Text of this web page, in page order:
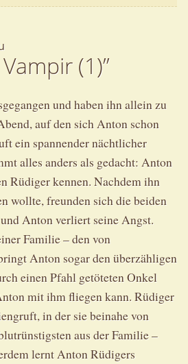
(1)”
und haben ihn allein zu
auf den sich Anton schon
ein spannender nächtlicher
alles anders als gedacht: Anton
Rüdiger kennen. Nachdem ihn
wollte, freunden sich die beiden
Anton verliert seine Angst.
Familie – den von
Anton sogar den überzähligen
einen Pfahl getöteten Onkel
mit ihm fliegen kann. Rüdiger
in der sie beinahe von
aus der Familie –
lernt Anton Rüdigers